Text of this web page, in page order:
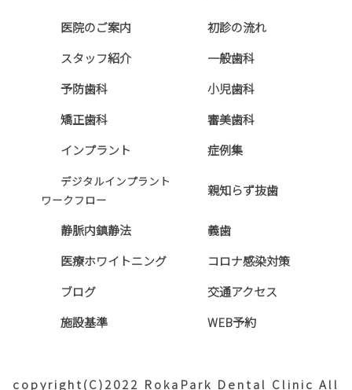
医院のご案内
初診の流れ
スタッフ紹介
一般歯科
予防歯科
小児歯科
矯正歯科
審美歯科
インプラント
症例集
デジタルインプラント
ワークフロー
親知らず抜歯
静脈内鎮静法
義歯
医療ホワイトニング
コロナ感染対策
ブログ
交通アクセス
施設基準
WEB予約
copyright(C)2022 RokaPark Dental Clinic All